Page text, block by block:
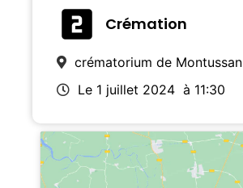
Crémation
crématorium de Montussan
Le 1 juillet 2024 à 11:30